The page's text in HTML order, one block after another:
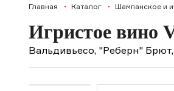
Главная Каталог Шампанское и
Игристое вино
Вальдивьесо, "Реберн"